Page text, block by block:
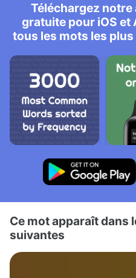
Téléchargez
gratuite pour iOS
tous les mots les
Ce mot apparaît dans
suivantes